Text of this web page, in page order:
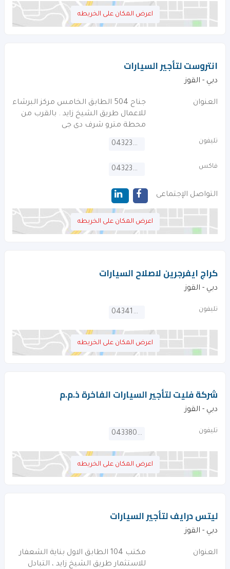
اعرض المكان على الخريطه
انتروست لتأجير السيارات
دبي - القوز
العنوان
جناح 504 الطابق الخامس مركز البرشاء
للاعمال طريق الشيخ زايد . بالقرب من
محطة مترو شرف دى جى
تليفون 043234001
فاكس 043234344
التواصل الإجتماعى
اعرض المكان على الخريطه
كراج ايفرجرين لاصلاح السيارات
دبي - القوز
تليفون 043414272
اعرض المكان على الخريطه
شركة فليت لتأجير السيارات الفاخرة ذ.م.م
دبي - القوز
تليفون 043380074
اعرض المكان على الخريطه
ليتس درايف لتأجير السيارات
دبي - القوز
العنوان
مكتب 104 الطابق الاول بناية الشعفار
للاستثمار طريق الشيخ زايد ، التبادل